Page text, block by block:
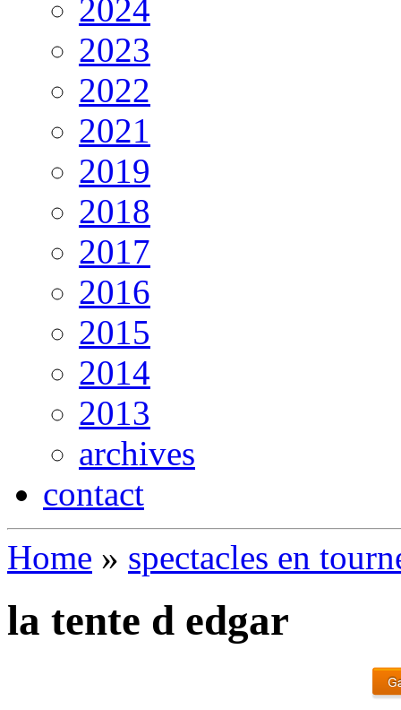
2024
2023
2022
2021
2019
2018
2017
2016
2015
2014
2013
archives
contact
Home » spectacles en
la tente d edgar